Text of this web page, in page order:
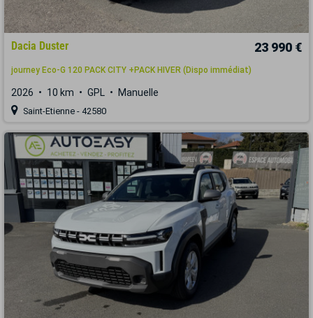
Dacia Duster 23 990 €
journey Eco-G 120 PACK CITY +PACK HIVER (Dispo immédiat)
2026 10 km GPL Manuelle
Saint-Etienne - 42580